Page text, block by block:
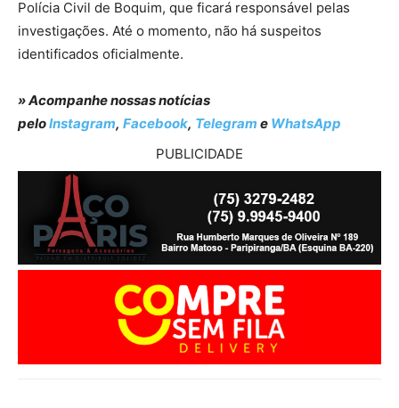
Polícia Civil de Boquim, que ficará responsável pelas
investigações. Até o momento, não há suspeitos
identificados oficialmente.
» Acompanhe nossas notícias
peloInstagram, Facebook, Telegram e WhatsApp
PUBLICIDADE